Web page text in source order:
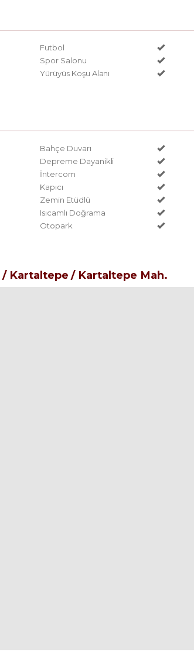
Futbol
Spor Salonu
Yürüyüs Koşu Alanı
Bahçe Duvarı
Depreme Dayanikli
İntercom
Kapıcı
Zemin Etüdlü
Isıcamlı Doğrama
Otopark
/ Kartaltepe / Kartaltepe Mah.